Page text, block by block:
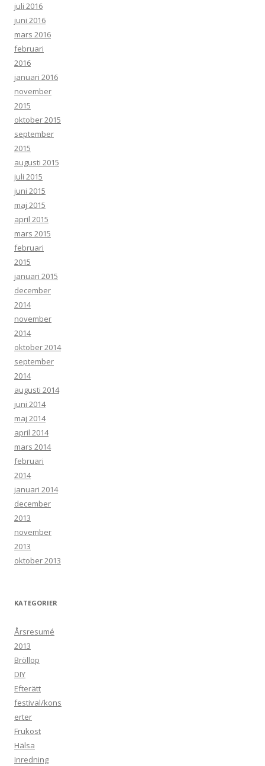
juli 2016
juni 2016
mars 2016
februari
2016
januari 2016
november
2015
oktober 2015
september
2015
augusti 2015
juli 2015
juni 2015
maj 2015
april 2015
mars 2015
februari
2015
januari 2015
december
2014
november
2014
oktober 2014
september
2014
augusti 2014
juni 2014
maj 2014
april 2014
mars 2014
februari
2014
januari 2014
december
2013
november
2013
oktober 2013
KATEGORIER
Årsresumé
2013
Bröllop
DIY
Efterätt
festival/kons
erter
Frukost
Hälsa
Inredning